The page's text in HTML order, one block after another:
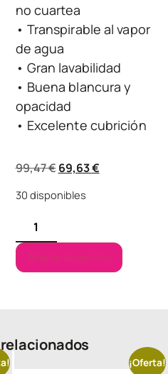
no cuartea
• Transpirable al vapor
de agua
• Gran lavabilidad
• Buena blancura y
opacidad
• Excelente cubrición
99,47€ 69,63€
30 disponibles
Añadir al carrito
¡Oferta!